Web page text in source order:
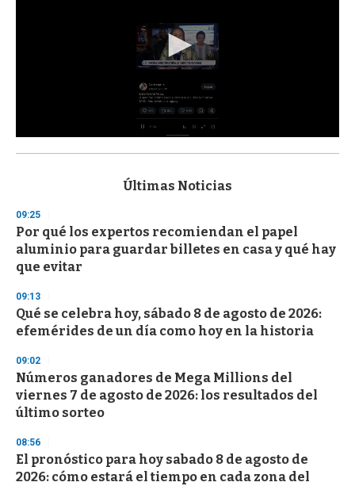
s
d
s
o
f
3
s
e
c
o
d
s
Últimas Noticias
09:25
Por qué los expertos recomiendan el papel
aluminio para guardar billetes en casa y qué hay
que evitar
09:13
Qué se celebra hoy, sábado 8 de agosto de 2026:
efemérides de un día como hoy en la historia
09:02
Números ganadores de Mega Millions del
viernes 7 de agosto de 2026: los resultados del
último sorteo
08:56
El pronóstico para hoy sabado 8 de agosto de
2026: cómo estará el tiempo en cada zona del